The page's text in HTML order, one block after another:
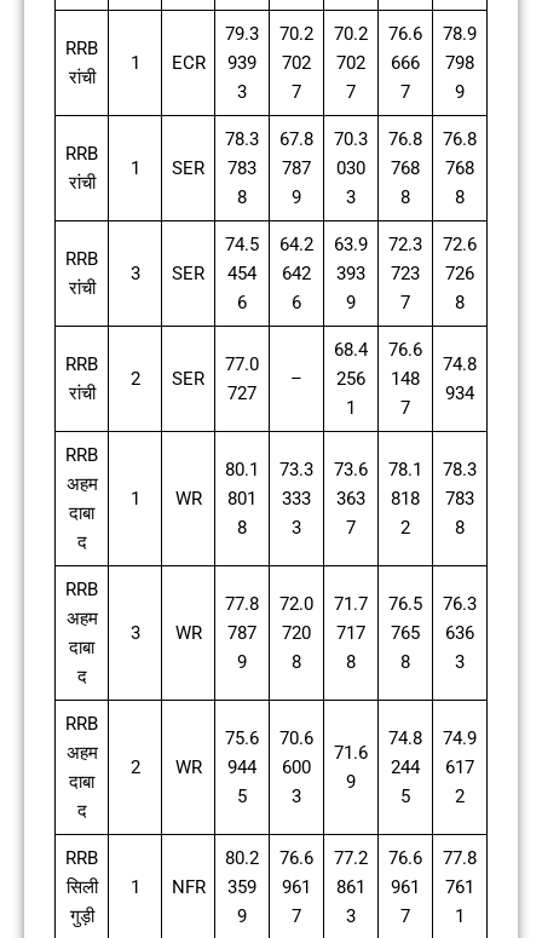
RRB
रांची
1 ECR
79.3
939
3
70.2
702
7
70.2
702
7
76.6
666
7
78.9
798
9
RRB
रांची
1 SER
78.3
783
8
67.8
787
9
70.3
030
3
76.8
768
8
76.8
768
8
RRB
रांची
3 SER
74.5
454
6
64.2
642
6
63.9
393
9
72.3
723
7
72.6
726
8
RRB
रांची
2 SER
77.0
727
–
68.4
256
1
76.6
148
7
74.8
934
RRB
अहम
दाबा
द
1 WR
80.1
801
8
73.3
333
3
73.6
363
7
78.1
818
2
78.3
783
8
RRB
अहम
दाबा
द
3 WR
77.8
787
9
72.0
720
8
71.7
717
8
76.5
765
8
76.3
636
3
RRB
अहम
दाबा
द
2 WR
75.6
944
5
70.6
600
3
71.6
9
74.8
244
5
74.9
617
2
RRB
सिली
गुड़ी
1 NFR
80.2
359
9
76.6
961
7
77.2
861
3
76.6
961
7
77.8
761
1